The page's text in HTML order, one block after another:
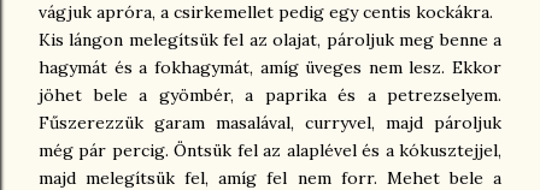
vágjuk apróra, a csirkemellet pedig egy centis kockákra.
Kis lángon melegítsük fel az olajat, pároljuk meg benne a
hagymát és a fokhagymát, amíg üveges nem lesz. Ekkor
jöhet bele a gyömbér, a paprika és a petrezselyem.
Fűszerezzük garam masalával, curryvel, majd pároljuk
még pár percig. Öntsük fel az alaplével és a kókusztejjel,
majd melegítsük fel, amíg fel nem forr. Mehet bele a